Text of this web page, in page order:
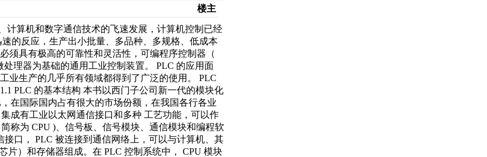
楼主
计算机和数字通信技术的飞速发展，计算机控制已经
的反应，生产出小批量、多品种、多规格、低成本
须具有极高的可靠性和灵活性，可编程序控制器（
处理器为基础的通用工业控制装置。 PLC 的应用面
业生产的几乎所有领域都得到了广泛的使用。 PLC
PLC 的基本结构 本书以西门子公司新一代的模块化
在国际国内占有很大的市场份额，在我国各行各业
成有工业以太网通信接口和多种 工艺功能，可以作
称为 CPU )、信号板、信号模块、通信模块和编程软
口， PLC 被连接到通信网络上，可以与计算机、其
片）和存储器组成。在 PLC 控制系统中， CPU 模块